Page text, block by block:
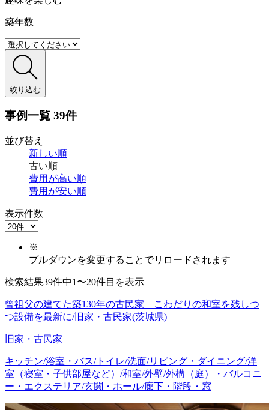
築年数
絞り込む
事例一覧 39件
並び替え
新しい順
古い順
費用が高い順
費用が安い順
表示件数
※
プルダウンを変更することでリロードされます
検索結果39件中1〜20件目を表示
曾祖父の建てた築130年の古民家 こわだりの和室を残しつ
つ設備を最新に/旧家・古民家(茨城県)
旧家・古民家
キッチン/浴室・バス/トイレ/洗面/リビング・ダイニング/洋
室（寝室・子供部屋など）/和室/外壁/外構（庭）・バルコニ
ー・エクステリア/玄関・ホール/廊下・階段・窓